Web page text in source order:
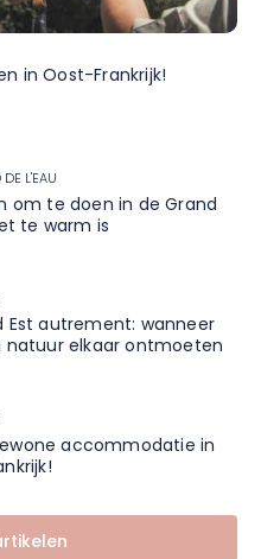
in Oost-Frankrijk!
L'EAU
om te doen in de Grand
te warm is
Est autrement: wanneer
natuur elkaar ontmoeten
accommodatie in